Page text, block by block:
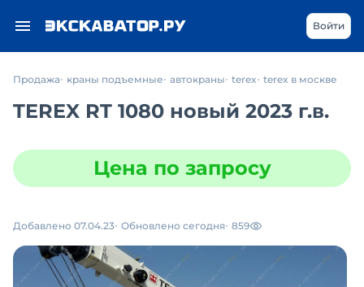
Войти
Продажа краны подъемные автокраны terex terex в москве
TEREX RT 1080 новый 2023 г.в.
Цена по запросу
Добавлено 07.04.23 Обновлено сегодня 859